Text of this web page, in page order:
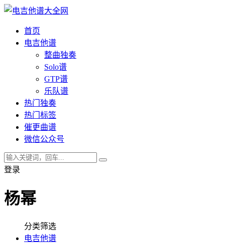
首页
电吉他谱
整曲独奏
Solo谱
GTP谱
乐队谱
热门独奏
热门标签
催更曲谱
微信公众号
登录
杨幂
分类筛选
电吉他谱